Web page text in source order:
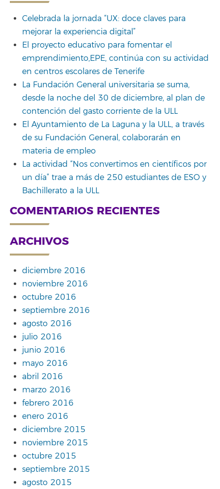
Celebrada la jornada “UX: doce claves para
mejorar la experiencia digital”
El proyecto educativo para fomentar el
emprendimiento,EPE, continúa con su actividad
en centros escolares de Tenerife
La Fundación General universitaria se suma,
desde la noche del 30 de diciembre, al plan de
contención del gasto corriente de la ULL
El Ayuntamiento de La Laguna y la ULL, a través
de su Fundación General, colaborarán en
materia de empleo
La actividad “Nos convertimos en científicos por
un día” trae a más de 250 estudiantes de ESO y
Bachillerato a la ULL
COMENTARIOS RECIENTES
ARCHIVOS
diciembre 2016
noviembre 2016
octubre 2016
septiembre 2016
agosto 2016
julio 2016
junio 2016
mayo 2016
abril 2016
marzo 2016
febrero 2016
enero 2016
diciembre 2015
noviembre 2015
octubre 2015
septiembre 2015
agosto 2015